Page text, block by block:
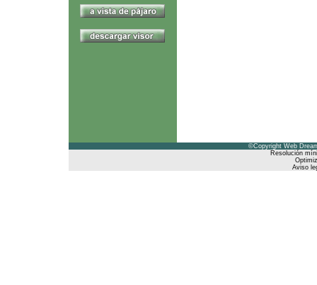
©Copyright Web
Resolución
Aviso